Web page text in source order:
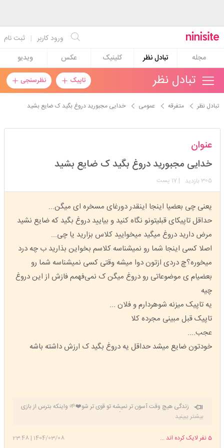
ثبت نام | ورود کاربر
مجله
تبادل نظر کلینیک عکس ویدیو
تاپیک نظرسنجی تبادل نظر
تبادل نظر متفرقه عمومی خدایی مجبورید دروغ بگید ک ضایع بشید
عضویت: 1403/01/12
عنوان
خدایی مجبورید دروغ بگید ک ضایع بشید
305 بازدید | 17 پست
یعنی چی بعضیا اینجا اینقدر دورغای مسخره ای میگن...
حداقل تاپیکای قبلیتونو نگاه کنید و بیایید دروغ بگید که ضایع نشید
مرض دارید دروغ میگید میخوایید کلاس بزارید یا چی...
اصلا کسی اینجا شما رو نمیشناسه کلاسم بخواین بذارید ب چه درد
میخوره؟چ دردی ازتون دوا میشه وقتی کسی نمیشناسه شما رو
بعضیام ی موضوعاتی رو دروغ میگن ک نمی‌فهمم فازش از این دروغ
چیه
یه تاپیک میزنه شوهردارم و فلان ...
تاپیک قبل مبینی مجرده کلا
عجب....
خودتون ضایع میشد حداقل یه دروغ بگید ک ارزش داشته باشه
زندگی هیچ وقت آسون تر نمیشه تو قوی تر شو❤️🌱 واینکه بترس از بازی
که فکر میکنی توش برنده ای👍بیشتر ببینید
1404/03/08
|
23:48 5 نفر لایک کرده اند ...